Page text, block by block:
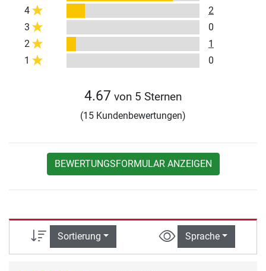
4
2
3
0
2
1
1
0
4.67 von 5 Sternen
(15 Kundenbewertungen)
BEWERTUNGSFORMULAR ANZEIGEN
Sortierung Sprache